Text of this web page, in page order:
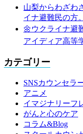
山梨からわざわ
イナ避難民の方。
🌼ウクライナ避
アイディア高等
カテゴリー
SNSカウンセラ
アニメ
イマジナリーフ
がんと心のケア
コラム&Blog